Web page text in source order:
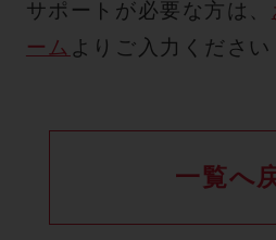
サポートが必要な方は、
ーム よりご入力ください
一覧へ